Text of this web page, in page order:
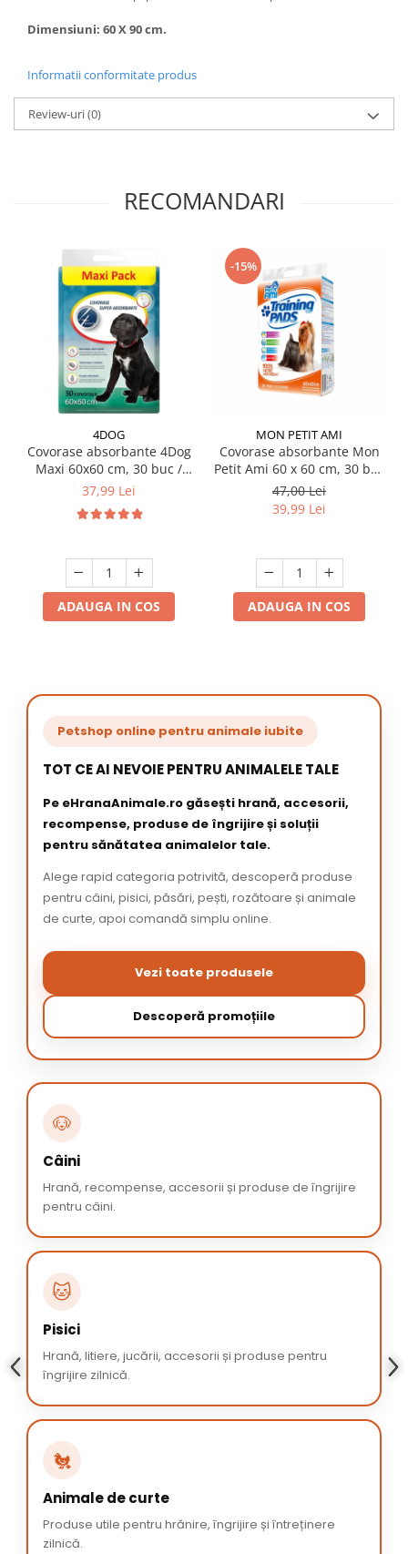
Dimensiuni: 60 X 90 cm.
Informatii conformitate produs
Review-uri(0)
RECOMANDARI
4DOG
Covorase absorbante 4Dog
Maxi 60x60 cm, 30 buc /
pachet
37,99 Lei
ADAUGA IN COS
-15%
MON PETIT AMI
Covorase absorbante Mon
Petit Ami 60 x 60 cm, 30 buc
/ pachet
47,00 Lei
39,99 Lei
ADAUGA IN COS
Petshop online pentru animale iubite
TOT CE AI NEVOIE PENTRU ANIMALELE TALE
Pe eHranaAnimale.ro găsești hrană, accesorii,
recompense, produse de îngrijire și soluții
pentru sănătatea animalelor tale.
Alege rapid categoria potrivită, descoperă produse
pentru câini, pisici, păsări, pești, rozătoare și animale
de curte, apoi comandă simplu online.
Vezi toate produsele
Descoperă promoțiile
🐶
Câini
Hrană, recompense, accesorii și produse de îngrijire
pentru câini.
🐱
Pisici
Hrană, litiere, jucării, accesorii și produse pentru
îngrijire zilnică.
🐔
Animale de curte
Produse utile pentru hrănire, îngrijire și întreținere
zilnică.